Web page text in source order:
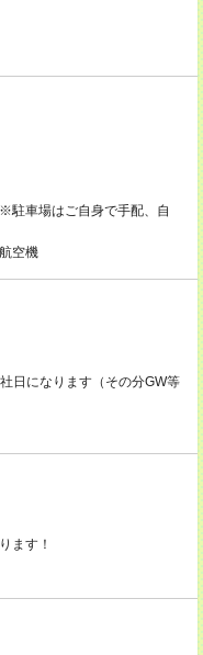
駐車場はご自身で手配、自
空機
日になります（その分GW等
ます！